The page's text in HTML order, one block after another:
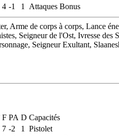
4 -1 1 Attaques Bonus
Arme de corps à corps, Lance
Seigneur de l'Ost, Ivresse des
Seigneur Exultant,
F PA D Capacités
7 -2 1
Pistolet